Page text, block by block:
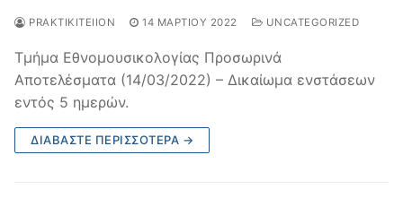
PRAKTIKITEIION 14 ΜΑΡΤΊΟΥ 2022 UNCATEGORIZED
Τμήμα Εθνομουσικολογίας Προσωρινά
Αποτελέσματα (14/03/2022) – Δικαίωμα ενστάσεων
εντός 5 ημερών.
ΔΙΑΒΆΣΤΕ ΠΕΡΙΣΣΌΤΕΡΑ →